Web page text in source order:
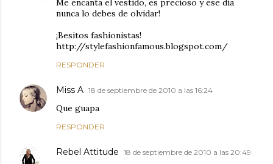
Me encanta el vestido, es precioso y ese día
nunca lo debes de olvidar!
¡Besitos fashionistas!
http://stylefashionfamous.blogspot.com/
RESPONDER
Miss A 18 de septiembre de 2010 a las 16:24
Que guapa
RESPONDER
Rebel Attitude 18 de septiembre de 2010 a las 20:49